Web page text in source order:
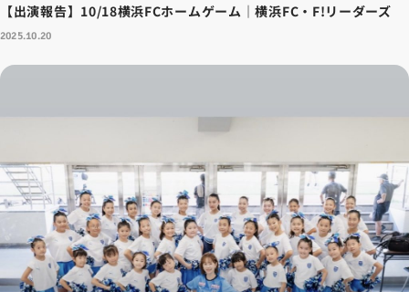
【出演報告】10/18横浜FCホームゲーム｜横浜FC・F!リーダーズ
2025.10.20